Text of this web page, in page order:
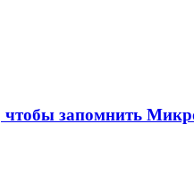
запомнить